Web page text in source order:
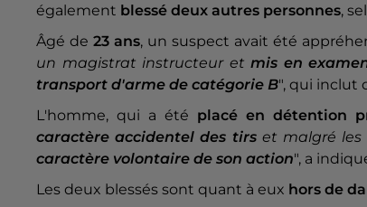
également blessé deux autres personnes,
Âgé de 23 ans, un suspect avait été
un magistrat instructeur etmis en
transport d'arme de catégorie B", qui inclut
L'homme, qui a été placé en détention
caractère accidentel des tirset malgré les
caractère volontaire de son action", a
Les deux blessés sont quant à eux hors de